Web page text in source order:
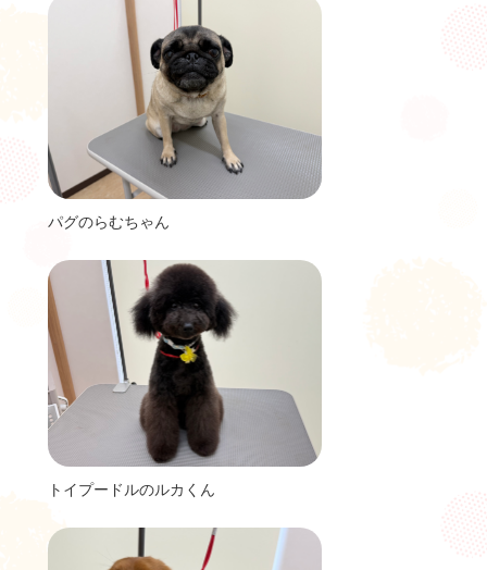
パグのらむちゃん
トイプードルのルカくん